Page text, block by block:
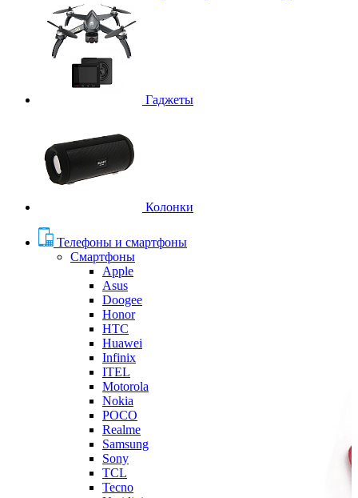
Гаджеты
Колонки
Телефоны и смартфоны
Смартфоны
Apple
Asus
Doogee
Honor
HTC
Huawei
Infinix
ITEL
Motorola
Nokia
POCO
Realme
Samsung
Sony
TCL
Tecno